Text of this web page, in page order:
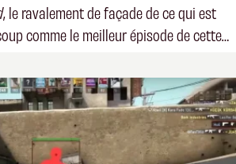
, le ravalement de façade de ce qui est
comme le meilleur épisode de cette